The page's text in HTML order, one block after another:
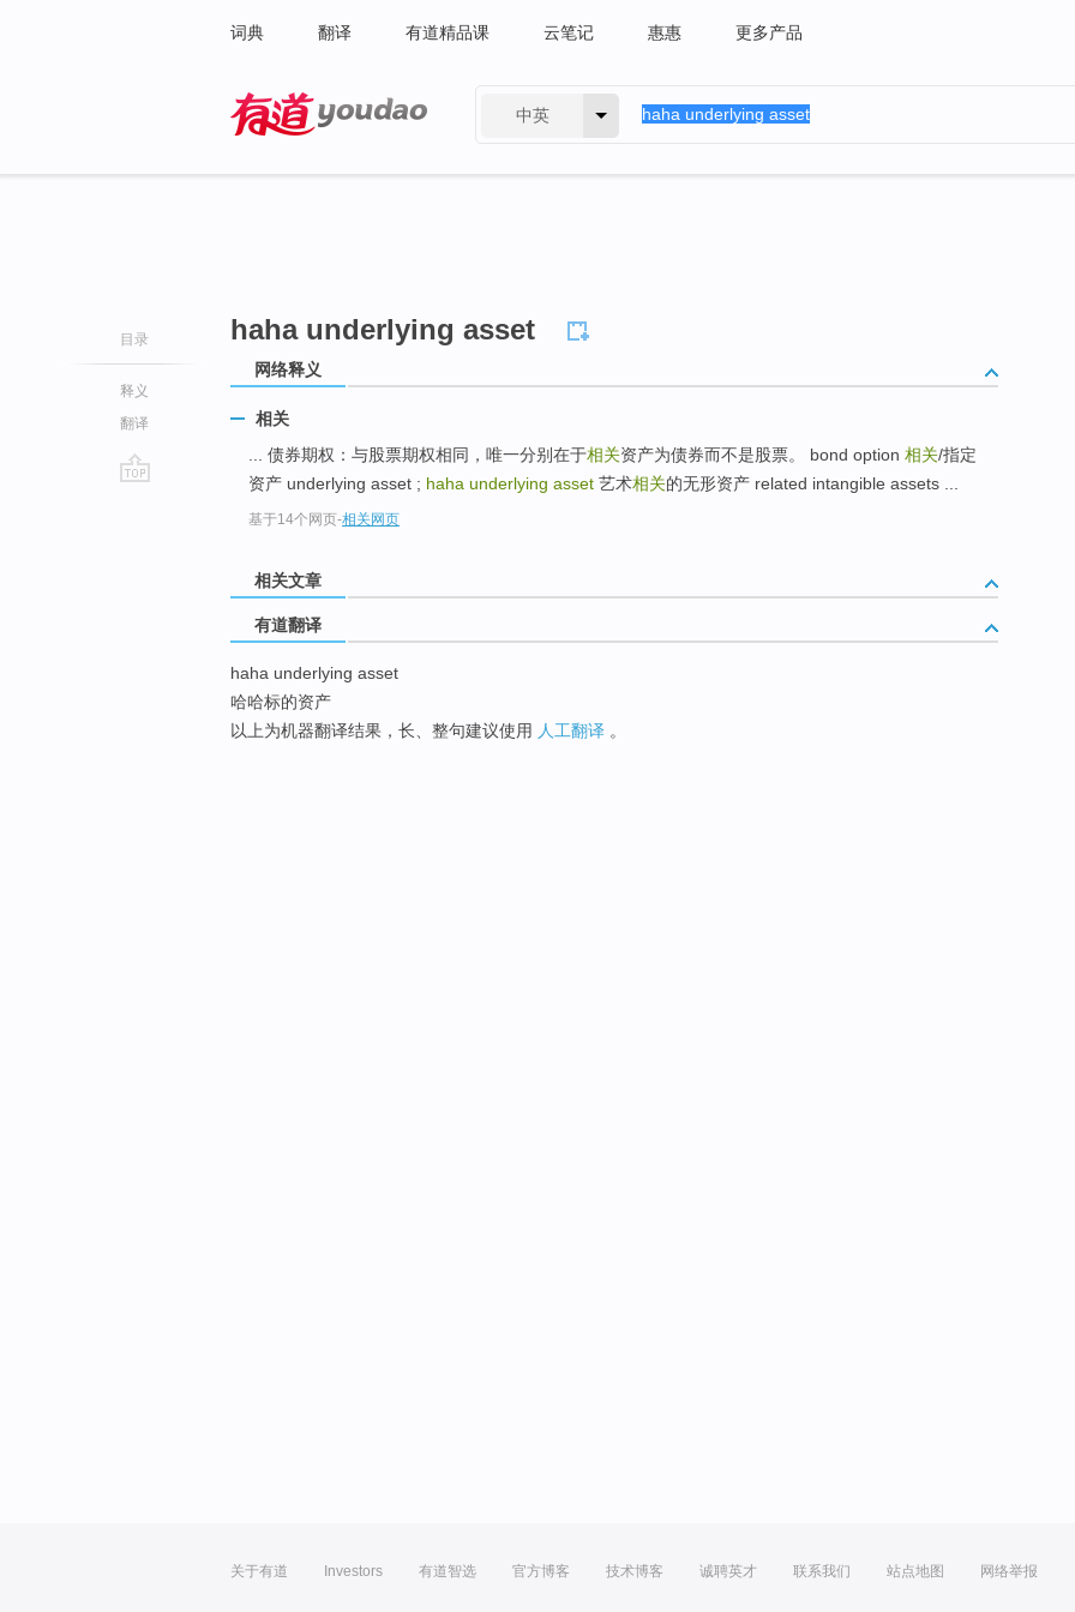
词典 翻译 有道精品课 云笔记 惠惠 更多产品
中英
目录
释义
翻译
haha underlying asset
网络释义
相关
... 债券期权：与股票期权相同，唯一分别在于相关资产为债券而不是股票。 bond option 相关/指定
资产 underlying asset ; haha underlying asset 艺术相关的无形资产 related intangible assets ...
基于14个网页-相关网页
相关文章
有道翻译
haha underlying asset
哈哈标的资产
以上为机器翻译结果，长、整句建议使用 人工翻译 。
关于有道 Investors 有道智选 官方博客 技术博客 诚聘英才 联系我们 站点地图 网络举报